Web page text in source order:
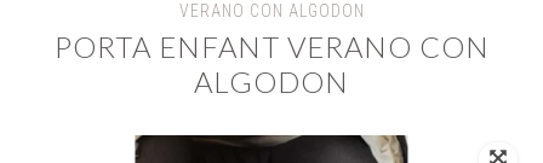
VERANO CON ALGODON
PORTA ENFANT VERANO CON
ALGODON